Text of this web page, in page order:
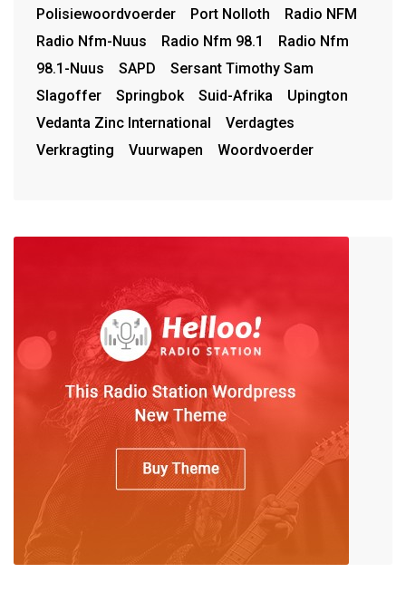
Polisiewoordvoerder
Port Nolloth
Radio NFM
Radio Nfm-Nuus
Radio Nfm 98.1
Radio Nfm
98.1-Nuus
SAPD
Sersant Timothy Sam
Slagoffer
Springbok Suid-Afrika
Upington
Vedanta Zinc International
Verdagtes
Verkragting
Vuurwapen Woordvoerder